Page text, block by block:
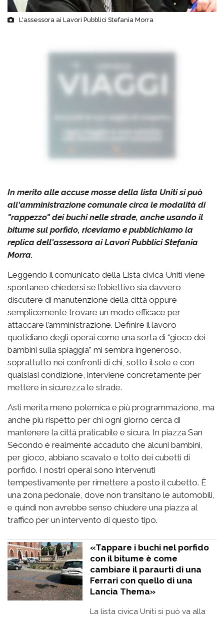
L'assessora ai Lavori Pubblici Stefania Morra
In merito alle accuse mosse della lista Uniti si può
all'amministrazione comunale circa le modalità di
"rappezzo" dei buchi nelle strade, anche usando il
bitume sul porfido, riceviamo e pubblichiamo la
replica dell'assessora ai Lavori Pubblici Stefania
Morra.
Leggendo il comunicato della Lista civica Uniti viene
spontaneo chiedersi se l’obiettivo sia davvero
discutere di manutenzione della città oppure
semplicemente trovare un modo efficace per
attaccare l’amministrazione. Definire il lavoro
quotidiano degli operai come una sorta di “gioco dei
bambini sulla spiaggia” mi sembra ingeneroso,
soprattutto nei confronti di chi, sotto il sole e con
qualsiasi condizione, interviene concretamente per
mettere in sicurezza le strade.
Asti merita meno polemica e più programmazione, ma
anche più rispetto per chi ogni giorno cerca di
mantenere la città praticabile e sicura. In piazza San
Secondo è realmente accaduto che alcuni bambini,
per gioco, abbiano scavato e tolto dei cubetti di
porfido. I nostri operai sono intervenuti
tempestivamente per rimettere a posto il cubetto. È
una zona pedonale, dove non transitano le automobili,
e quindi non avrebbe senso chiudere una piazza al
traffico per un intervento di questo tipo.
«Tappare i buchi nel porfido
con il bitume è come
cambiare il paraurti di una
Ferrari con quello di una
Lancia Thema»
La lista civica Uniti si può va alla